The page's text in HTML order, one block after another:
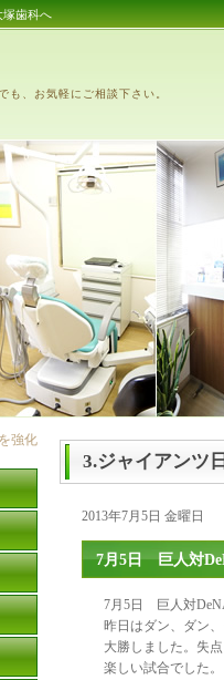
塚歯科へ
も、お気軽にご相談下さい。
3.ジャイアンツ
2013年7月5日 金曜日
7月5日 巨人対
7月5日 巨人対
昨日はダン、ダン
大勝しました。失
楽しい試合でした。